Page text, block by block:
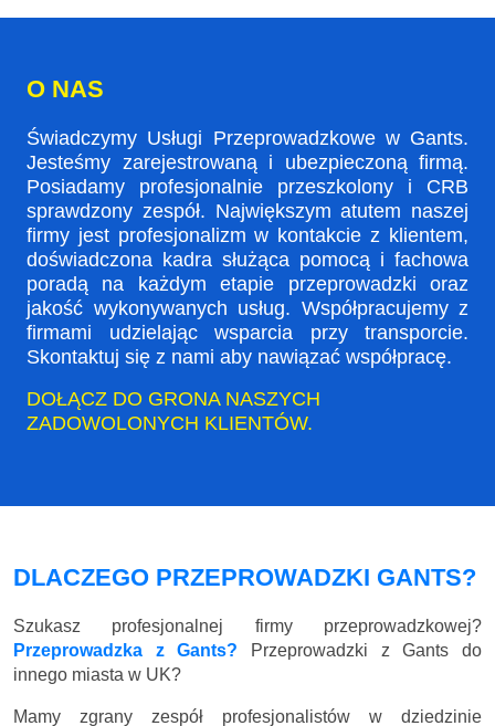
O NAS
Świadczymy Usługi Przeprowadzkowe w Gants.
Jesteśmy zarejestrowaną i ubezpieczoną firmą.
Posiadamy profesjonalnie przeszkolony i CRB
sprawdzony zespół. Największym atutem naszej
firmy jest profesjonalizm w kontakcie z klientem,
doświadczona kadra służąca pomocą i fachowa
poradą na każdym etapie przeprowadzki oraz
jakość wykonywanych usług. Współpracujemy z
firmami udzielając wsparcia przy transporcie.
Skontaktuj się z nami aby nawiązać współpracę.
DOŁĄCZ DO GRONA NASZYCH
ZADOWOLONYCH KLIENTÓW.
DLACZEGO PRZEPROWADZKI GANTS?
Szukasz profesjonalnej firmy przeprowadzkowej?
Przeprowadzka z Gants? Przeprowadzki z Gants do
innego miasta w UK?
Mamy zgrany zespół profesjonalistów w dziedzinie